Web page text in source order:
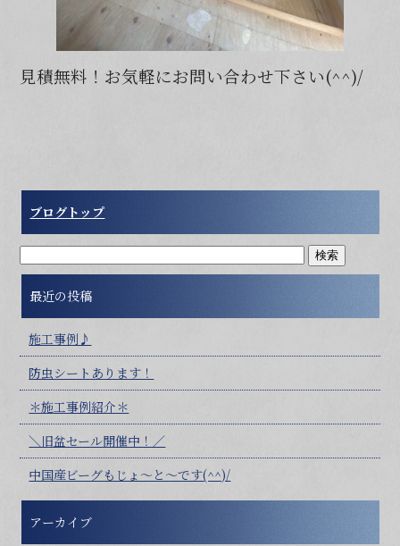
見積無料！お気軽にお問い合わせ下さい(^^)/
ブログトップ
最近の投稿
施工事例♪
防虫シートあります！
＊施工事例紹介＊
＼旧盆セール開催中！／
中国産ビーグもじょ～と～です(^^)/
アーカイブ